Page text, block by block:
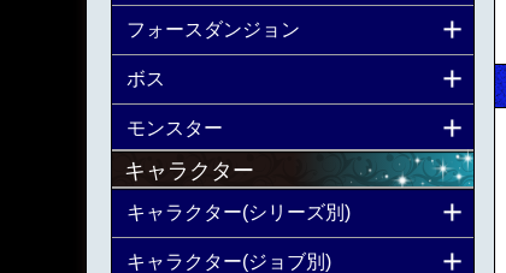
フォースダンジョン
ボス
モンスター
キャラクター
キャラクター(シリーズ別)
キャラクター(ジョブ別)